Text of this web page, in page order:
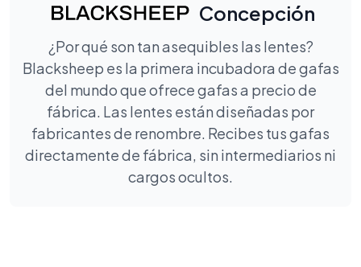
Concepción
¿Por qué son tan asequibles las lentes?
Blacksheep es la primera incubadora de gafas
del mundo que ofrece gafas a precio de
fábrica. Las lentes están diseñadas por
fabricantes de renombre. Recibes tus gafas
directamente de fábrica, sin intermediarios ni
cargos ocultos.